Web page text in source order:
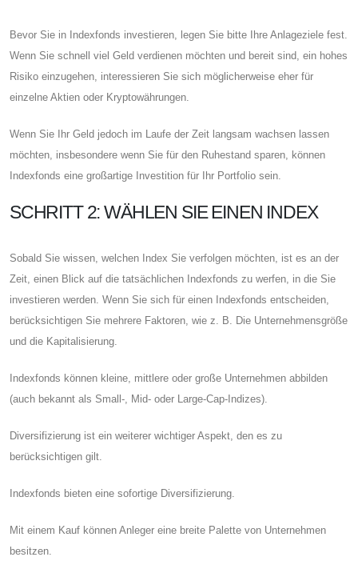
Bevor Sie in Indexfonds investieren, legen Sie bitte Ihre Anlageziele fest.
Wenn Sie schnell viel Geld verdienen möchten und bereit sind, ein hohes
Risiko einzugehen, interessieren Sie sich möglicherweise eher für
einzelne Aktien oder Kryptowährungen.
Wenn Sie Ihr Geld jedoch im Laufe der Zeit langsam wachsen lassen
möchten, insbesondere wenn Sie für den Ruhestand sparen, können
Indexfonds eine großartige Investition für Ihr Portfolio sein.
SCHRITT 2: WÄHLEN SIE EINEN INDEX
Sobald Sie wissen, welchen Index Sie verfolgen möchten, ist es an der
Zeit, einen Blick auf die tatsächlichen Indexfonds zu werfen, in die Sie
investieren werden. Wenn Sie sich für einen Indexfonds entscheiden,
berücksichtigen Sie mehrere Faktoren, wie z. B. Die Unternehmensgröße
und die Kapitalisierung.
Indexfonds können kleine, mittlere oder große Unternehmen abbilden
(auch bekannt als Small-, Mid- oder Large-Cap-Indizes).
Diversifizierung ist ein weiterer wichtiger Aspekt, den es zu
berücksichtigen gilt.
Indexfonds bieten eine sofortige Diversifizierung.
Mit einem Kauf können Anleger eine breite Palette von Unternehmen
besitzen.